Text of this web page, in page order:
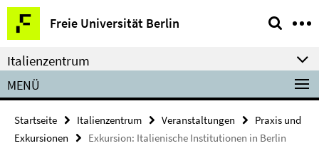
Springe
direkt
zu
Inhalt
Freie Universität Berlin
Service-
Navigation
Italienzentrum
MENÜ
Startseite Italienzentrum Veranstaltungen
Praxis und
Exkursionen
Exkursion: Italienische Institutionen in Berlin